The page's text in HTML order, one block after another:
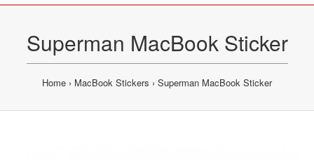
Superman MacBook Sticker
Home MacBook Stickers Superman MacBook Sticker